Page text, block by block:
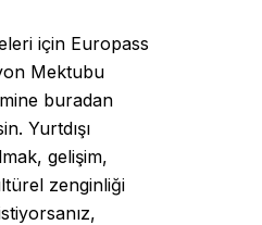
için Europass
Mektubu
buradan
Yurtdışı
gelişim,
zenginliği